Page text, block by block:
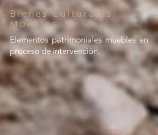
Bienes Culturales
Muebles
Elementos patrimoniales muebles en
proceso de intervención.